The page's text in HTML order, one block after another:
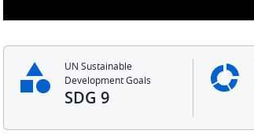
UN Sustainable
Development Goals
SDG 9